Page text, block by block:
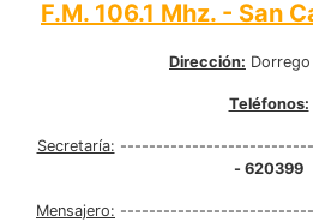
F.M. 106.1 Mhz. - San
Dirección:
Teléfonos:
Secretaría:
- 620399
Mensajero: